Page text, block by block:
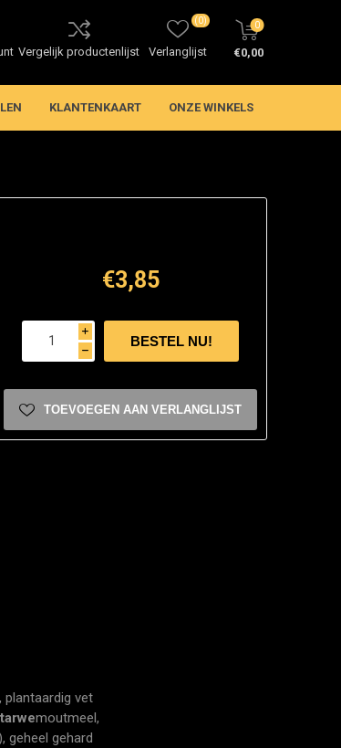
Vergelijk productenlijst Verlanglijst
(0) 0
€0,00
KLANTENKAART ONZE WINKELS
€3,85
i
h
TOEVOEGEN AAN VERLANGLIJST
vet
tarwemoutmeel,
geheel gehard